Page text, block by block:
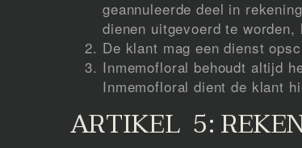
geannuleerde deel in
dienen uitgevoerd te
De klant mag een dienst
Inmemofloral behoudt altijd
Inmemofloral dient de klant
ARTIKEL 5: